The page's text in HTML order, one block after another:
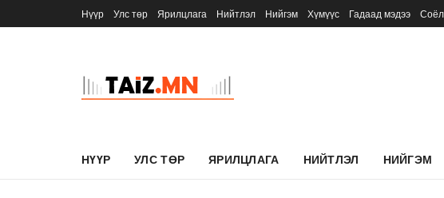
Нүүр Улс төр Ярилцлага Нийтлэл Нийгэм Хүмүүс Гадаад мэдээ
НҮҮР УЛС ТӨР ЯРИЛЦЛАГА НИЙТЛЭЛ НИЙГЭМ